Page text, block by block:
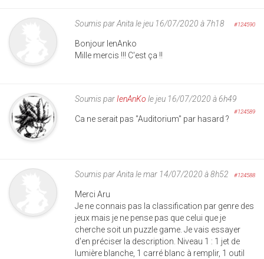
Soumis parAnitale jeu 16/07/2020 à 7h18 #124590
Bonjour lenAnko
Mille mercis !!! C'est ça !!
Soumis par IenAnKo le jeu 16/07/2020 à 6h49
#124589
Ca ne serait pas "Auditorium" par hasard ?
Soumis parAnitale mar 14/07/2020 à 8h52 #124588
Merci Aru
Je ne connais pas la classification par genre des
jeux mais je ne pense pas que celui que je
cherche soit un puzzle game. Je vais essayer
d'en préciser la description. Niveau 1 : 1 jet de
lumière blanche, 1 carré blanc à remplir, 1 outil